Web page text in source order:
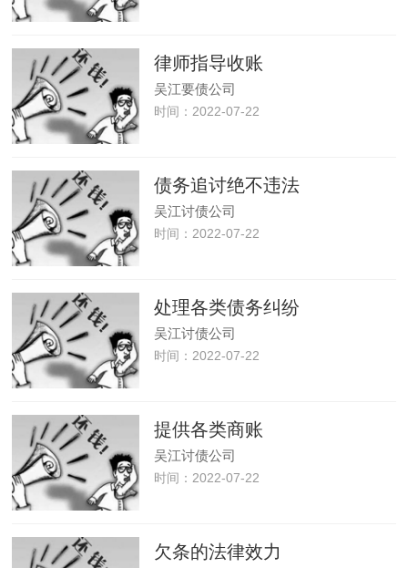
律师指导收账
吴江要债公司
时间：2022-07-22
债务追讨绝不违法
吴江讨债公司
时间：2022-07-22
处理各类债务纠纷
吴江讨债公司
时间：2022-07-22
提供各类商账
吴江讨债公司
时间：2022-07-22
欠条的法律效力